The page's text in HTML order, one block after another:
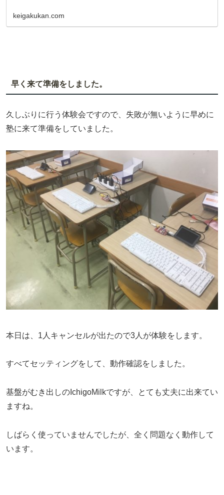
keigakukan.com
早く来て準備をしました。
久しぶりに行う体験会ですので、失敗が無いように早めに
塾に来て準備をしていました。
本日は、1人キャンセルが出たので3人が体験をします。
すべてセッティングをして、動作確認をしました。
基盤がむき出しのIchigoMilkですが、とても丈夫に出来てい
ますね。
しばらく使っていませんでしたが、全く問題なく動作して
います。